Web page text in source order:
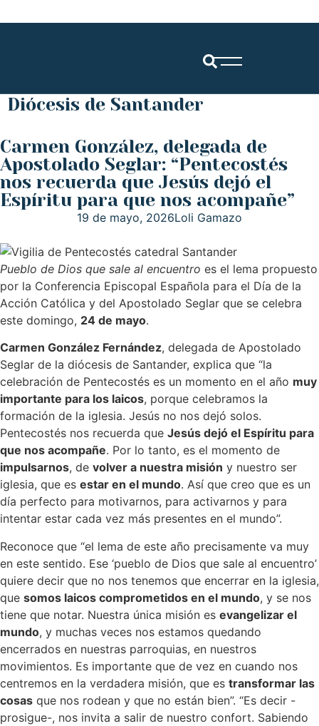
Diócesis de Santander
Carmen González, delegada de
Apostolado Seglar: “Pentecostés
nos recuerda que Jesús dejó el
Espíritu para que nos acompañe”
19 de mayo, 2026Loli Gamazo
Pueblo de Dios que sale al encuentro es el lema propuesto
por la Conferencia Episcopal Española para el Día de la
Acción Católica y del Apostolado Seglar que se celebra
este domingo, 24 de mayo.
Carmen González Fernández, delegada de Apostolado
Seglar de la diócesis de Santander, explica que “la
celebración de Pentecostés es un momento en el año muy
importante para los laicos, porque celebramos la
formación de la iglesia. Jesús no nos dejó solos.
Pentecostés nos recuerda que Jesús dejó el Espíritu para
que nos acompañe. Por lo tanto, es el momento de
impulsarnos, de volver a nuestra misión y nuestro ser
iglesia, que es estar en el mundo. Así que creo que es un
día perfecto para motivarnos, para activarnos y para
intentar estar cada vez más presentes en el mundo”.
Reconoce que “el lema de este año precisamente va muy
en este sentido. Ese ‘pueblo de Dios que sale al encuentro’
quiere decir que no nos tenemos que encerrar en la iglesia,
que somos laicos comprometidos en el mundo, y se nos
tiene que notar. Nuestra única misión es evangelizar el
mundo, y muchas veces nos estamos quedando
encerrados en nuestras parroquias, en nuestros
movimientos. Es importante que de vez en cuando nos
centremos en la verdadera misión, que es transformar las
cosas que nos rodean y que no están bien”. “Es decir -
prosigue-, nos invita a salir de nuestro confort. Sabiendo